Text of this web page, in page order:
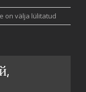
on välja lülitatud